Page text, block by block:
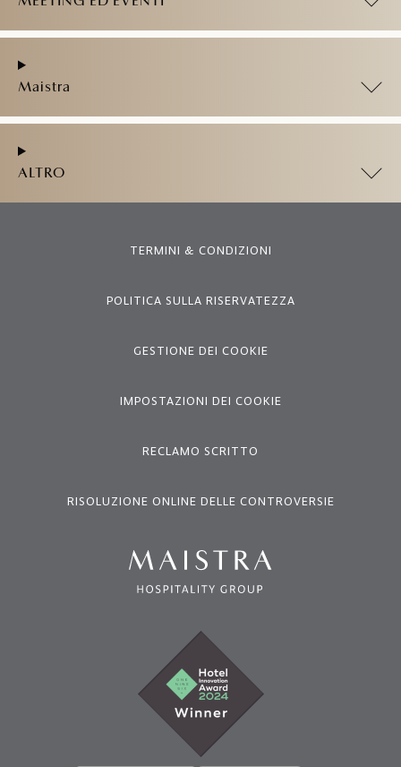
Maistra
ALTRO
TERMINI & CONDIZIONI
POLITICA SULLA RISERVATEZZA
GESTIONE DEI COOKIE
IMPOSTAZIONI DEI COOKIE
RECLAMO SCRITTO
RISOLUZIONE ONLINE DELLE CONTROVERSIE